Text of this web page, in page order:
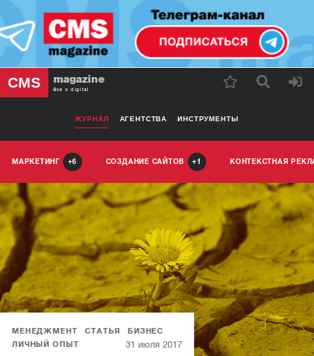
CMS magazine
Все о digital
ЖУРНАЛ АГЕНТСТВА ИНСТРУМЕНТЫ
МАРКЕТИНГ 6 СОЗДАНИЕ САЙТОВ 1 КОНТЕКСТНАЯ
МЕНЕДЖМЕНТ СТАТЬЯ
БИЗНЕС
ЛИЧНЫЙ ОПЫТ
31 июля 2017